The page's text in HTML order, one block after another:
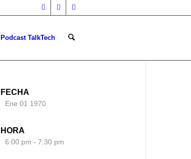
Podcast TalkTech
FECHA
Ene 01 1970
HORA
6:00 pm - 7:30 pm